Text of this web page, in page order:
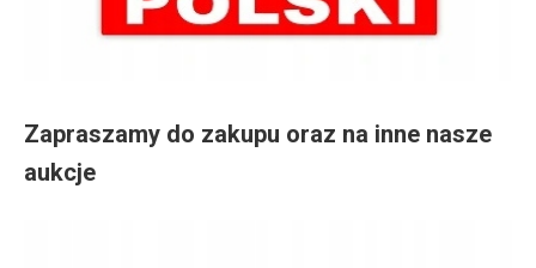
Zapraszamy do zakupu oraz na inne nasze
aukcje